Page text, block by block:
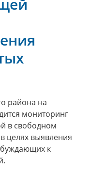
района на
мониторинг
в свободном
целях выявления
к